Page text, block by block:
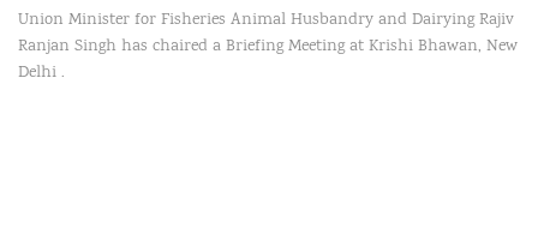
Union Minister for Fisheries Animal Husbandry and Dairying Rajiv
Ranjan Singh has chaired a Briefing Meeting at Krishi Bhawan, New
Delhi .